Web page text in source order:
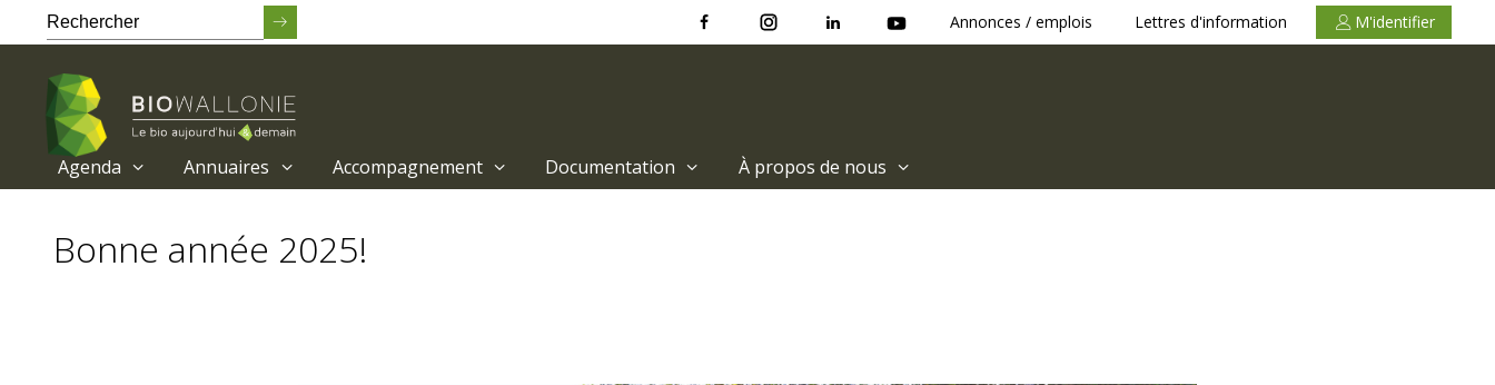
contenu
Annonces / emplois Lettres d'information M'identifier
Agenda Annuaires Accompagnement Documentation À propos de nous
Bonne année 2025!